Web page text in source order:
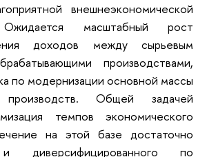
внешнеэкономической
Ожидается масштабный рост
доходов между сырьевым
производствами,
по модернизации основной массы
производств. Общей задачей
темпов экономического
на этой базе достаточно
диверсифицированного по